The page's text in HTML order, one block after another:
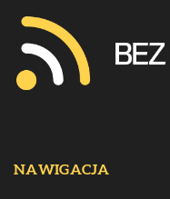
NAWIGACJA